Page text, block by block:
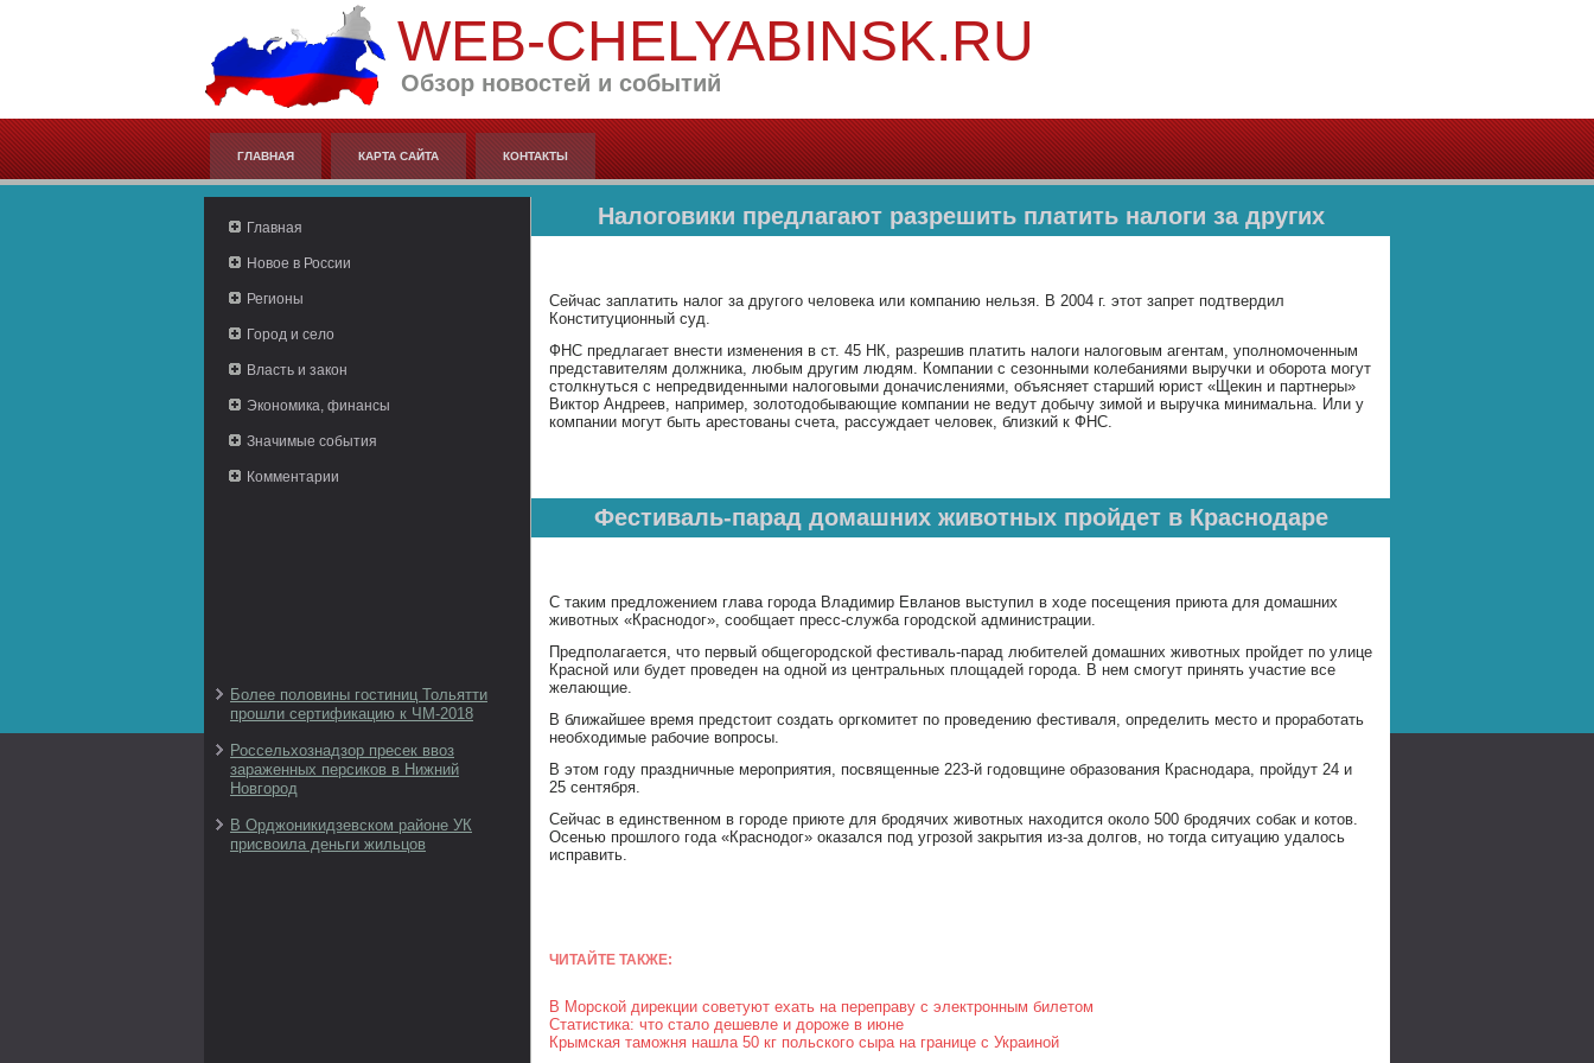
WEB-CHELYABINSK.RU
Обзор новостей и событий
ГЛАВНАЯ КАРТА САЙТА КОНТАКТЫ
Главная
Новое в России
Регионы
Город и село
Власть и закон
Экономика, финансы
Значимые события
Комментарии
Более половины гостиниц Тольятти
прошли сертификацию к ЧМ-2018
Россельхознадзор пресек ввоз
зараженных персиков в Нижний
Новгород
В Орджоникидзевском районе УК
присвоила деньги жильцов
Налоговики предлагают разрешить платить налоги за других
Сейчас заплатить налог за другого человека или компанию нельзя. В 2004 г. этот запрет подтвердил
Конституционный суд.
ФНС предлагает внести изменения в ст. 45 НК, разрешив платить налоги налоговым агентам, уполномоченным
представителям должника, любым другим людям. Компании с сезонными колебаниями выручки и оборота могут
столкнуться с непредвиденными налоговыми доначислениями, объясняет старший юрист «Щекин и партнеры»
Виктор Андреев, например, золотодобывающие компании не ведут добычу зимой и выручка минимальна. Или у
компании могут быть арестованы счета, рассуждает человек, близкий к ФНС.
Фестиваль-парад домашних животных пройдет в Краснодаре
С таким предложением глава города Владимир Евланов выступил в ходе посещения приюта для домашних
животных «Краснодог», сообщает пресс-служба городской администрации.
Предполагается, что первый общегородской фестиваль-парад любителей домашних животных пройдет по улице
Красной или будет проведен на одной из центральных площадей города. В нем смогут принять участие все
желающие.
В ближайшее время предстоит создать оргкомитет по проведению фестиваля, определить место и проработать
необходимые рабочие вопросы.
В этом году праздничные мероприятия, посвященные 223-й годовщине образования Краснодара, пройдут 24 и
25 сентября.
Сейчас в единственном в городе приюте для бродячих животных находится около 500 бродячих собак и котов.
Осенью прошлого года «Краснодог» оказался под угрозой закрытия из-за долгов, но тогда ситуацию удалось
исправить.
ЧИТАЙТЕ ТАКЖЕ:
В Морской дирекции советуют ехать на переправу с электронным билетом
Статистика: что стало дешевле и дороже в июне
Крымская таможня нашла 50 кг польского сыра на границе с Украиной